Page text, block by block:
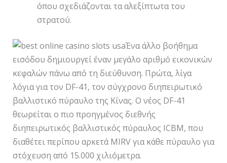
όπου σχεδιάζονται τα αλεξίπτωτα του
στρατού.
Ένα άλλο βοήθημα
εισόδου δημιουργεί έναν μεγάλο αριθμό εικονικών
κεφαλών πάνω από τη διεύθυνση. Πρώτα, λίγα
λόγια για τον DF-41, τον σύγχρονο διηπειρωτικό
βαλλιστικό πύραυλο της Κίνας. Ο νέος DF-41
θεωρείται ο πιο προηγμένος διεθνής
διηπειρωτικός βαλλιστικός πύραυλος ICBM, που
διαθέτει περίπου αρκετά MIRV για κάθε πύραυλο για
στόχευση από 15.000 χιλιόμετρα.